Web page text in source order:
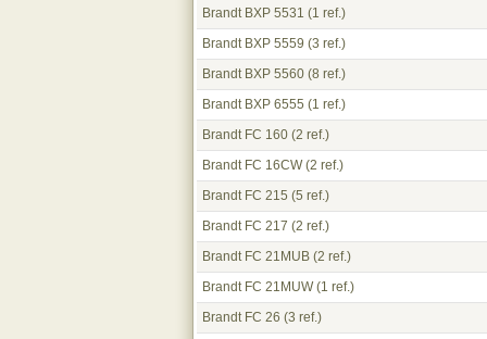
Brandt BXP 5531 (1 ref.)
Brandt BXP 5559 (3 ref.)
Brandt BXP 5560 (8 ref.)
Brandt BXP 6555 (1 ref.)
Brandt FC 160 (2 ref.)
Brandt FC 16CW(2 ref.)
Brandt FC 215 (5 ref.)
Brandt FC 217 (2 ref.)
Brandt FC 21MUB (2 ref.)
Brandt FC 21MUW(1 ref.)
Brandt FC 26 (3 ref.)